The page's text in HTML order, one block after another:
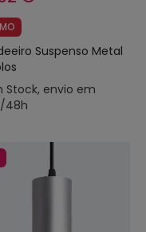
Suspenso Metal
Stock, envio em
48h